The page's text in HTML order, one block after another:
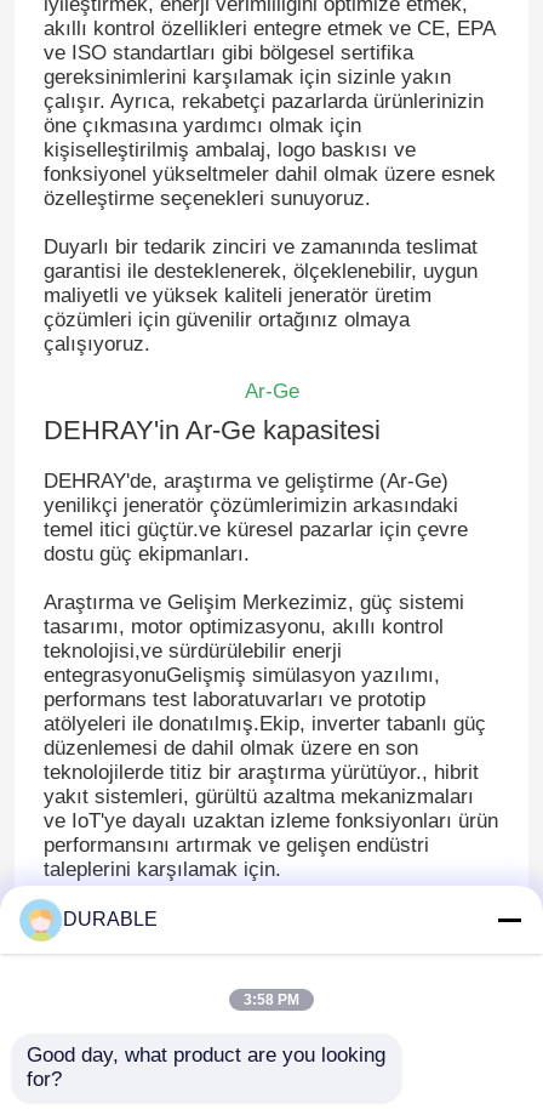
Ana sayfa
iyileştirmek, enerji verimliliğini optimize etmek,
akıllı kontrol özellikleri entegre etmek ve CE, EPA
ve ISO standartları gibi bölgesel sertifika
gereksinimlerini karşılamak için sizinle yakın
çalışır. Ayrıca, rekabetçi pazarlarda ürünlerinizin
öne çıkmasına yardımcı olmak için
kişiselleştirilmiş ambalaj, logo baskısı ve
fonksiyonel yükseltmeler dahil olmak üzere esnek
özelleştirme seçenekleri sunuyoruz.
Duyarlı bir tedarik zinciri ve zamanında teslimat
garantisi ile desteklenerek, ölçeklenebilir, uygun
maliyetli ve yüksek kaliteli jeneratör üretim
çözümleri için güvenilir ortağınız olmaya
çalışıyoruz.
Ar-Ge
DEHRAY'in Ar-Ge kapasitesi
DEHRAY'de, araştırma ve geliştirme (Ar-Ge)
yenilikçi jeneratör çözümlerimizin arkasındaki
temel itici güçtür.ve küresel pazarlar için çevre
dostu güç ekipmanları.
Araştırma ve Gelişim Merkezimiz, güç sistemi
tasarımı, motor optimizasyonu, akıllı kontrol
teknolojisi,ve sürdürülebilir enerji
entegrasyonuGelişmiş simülasyon yazılımı,
performans test laboratuvarları ve prototip
atölyeleri ile donatılmış.Ekip, inverter tabanlı güç
düzenlemesi de dahil olmak üzere en son
teknolojilerde titiz bir araştırma yürütüyor., hibrit
yakıt sistemleri, gürültü azaltma mekanizmaları
ve IoT'ye dayalı uzaktan izleme fonksiyonları ürün
performansını artırmak ve gelişen endüstri
taleplerini karşılamak için.
Teknolojik ilerlemelerin ön saflarında kalmak için
akademik kurumlar ve endüstri ortaklarıyla yakın
müşteri merkezli Ar-Ge'ye büyük miktarda yatırım
yapıyoruz:Ekibimiz piyasa geri bildirimlerini ve
analiz eder., EPA ve ISO standartları) taşınabilir
konut jeneratörlerinden ağır endüstriyel güç
DURABLE
3:58 PM
Good day, what product are you looking
for?